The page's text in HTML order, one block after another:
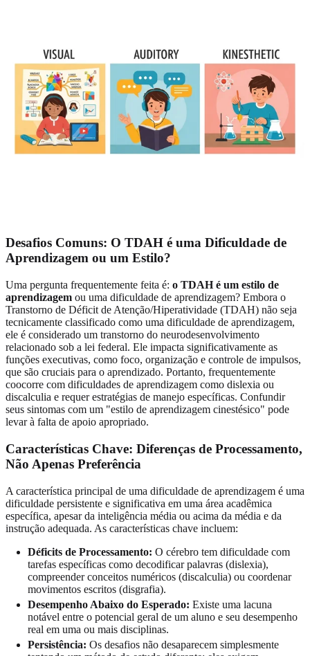
Desafios Comuns: O TDAH é uma Dificuldade de
Aprendizagem ou um Estilo?
Uma pergunta frequentemente feita é: o TDAH é um estilo de
aprendizagem ou uma dificuldade de aprendizagem? Embora o
Transtorno de Déficit de Atenção/Hiperatividade (TDAH) não seja
tecnicamente classificado como uma dificuldade de aprendizagem,
ele é considerado um transtorno do neurodesenvolvimento
relacionado sob a lei federal. Ele impacta significativamente as
funções executivas, como foco, organização e controle de impulsos,
que são cruciais para o aprendizado. Portanto, frequentemente
coocorre com dificuldades de aprendizagem como dislexia ou
discalculia e requer estratégias de manejo específicas. Confundir
seus sintomas com um "estilo de aprendizagem cinestésico" pode
levar à falta de apoio apropriado.
Características Chave: Diferenças de Processamento,
Não Apenas Preferência
A característica principal de uma dificuldade de aprendizagem é uma
dificuldade persistente e significativa em uma área acadêmica
específica, apesar da inteligência média ou acima da média e da
instrução adequada. As características chave incluem:
Déficits de Processamento: O cérebro tem dificuldade com
tarefas específicas como decodificar palavras (dislexia),
compreender conceitos numéricos (discalculia) ou coordenar
movimentos escritos (disgrafia).
Desempenho Abaixo do Esperado: Existe uma lacuna
notável entre o potencial geral de um aluno e seu desempenho
real em uma ou mais disciplinas.
Persistência: Os desafios não desaparecem simplesmente